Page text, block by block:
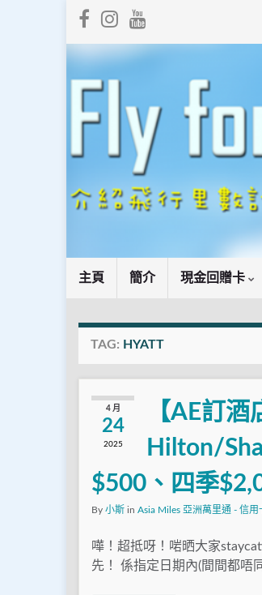
主頁 簡介 現金回贈卡
TAG: HYATT
4 月
24
2025
【AE訂
Hilton/
$500、四季
By 小斯 in Asia Miles 亞洲萬里通 - 信用
嘩！超抵呀！啱晒大家
先！ 係指定日期內(間間都唔